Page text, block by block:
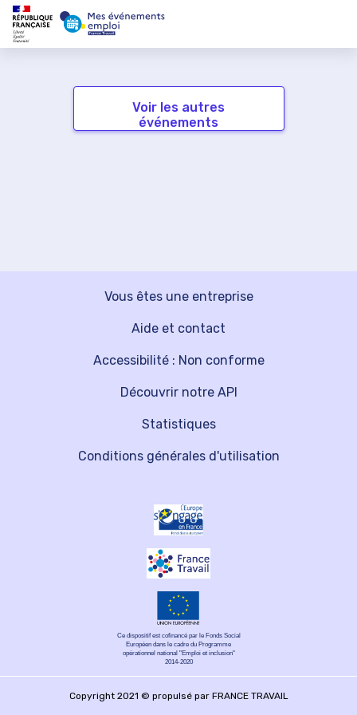
Voir les autres
événements
Vous êtes une entreprise
Découvrir notre API
Aide et contact
Statistiques
Accessibilité : Non conforme
Conditions générales d'utilisation
Ce dispositif est cofinancé par le Fonds Social
Européen dans le cadre du Programme
opérationnel national "Emploi et inclusion"
2014-2020
Copyright 2021 © propulsé par FRANCE TRAVAIL